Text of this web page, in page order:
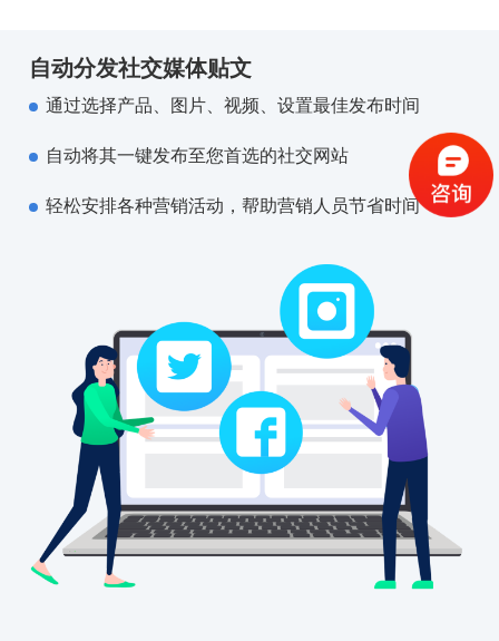
自动分发社交媒体贴文
通过选择产品、图片、视频、设置最佳发布时间
自动将其一键发布至您首选的社交网站
轻松安排各种营销活动，帮助营销人员节省时间